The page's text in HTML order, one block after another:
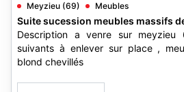
Meyzieu (69) Meubles
Suite sucession meubles massifs
Description a venre sur meyzieu
suivants à enlever sur place ,
blond chevillés